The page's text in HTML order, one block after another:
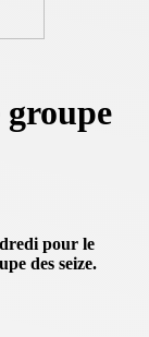
pour le
des seize.